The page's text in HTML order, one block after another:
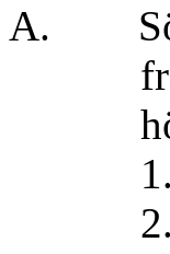
A.
hörer
1.
2.